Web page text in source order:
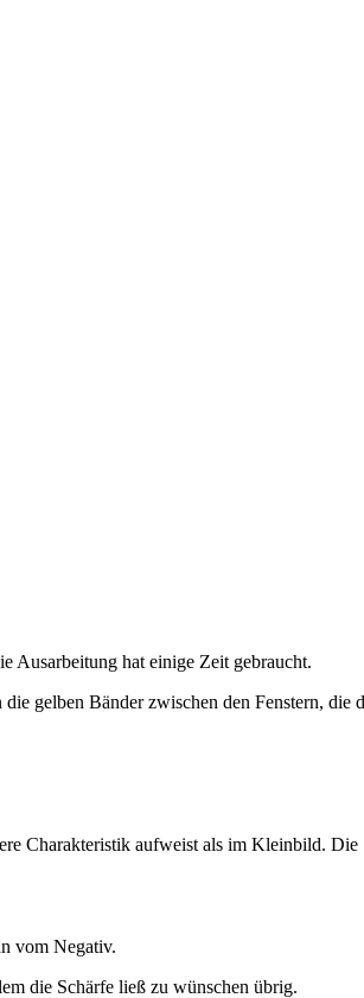
Ausarbeitung hat einige Zeit gebraucht.
gelben Bänder zwischen den Fenstern, die
Charakteristik aufweist als im Kleinbild.
vom Negativ.
die Schärfe ließ zu wünschen übrig.